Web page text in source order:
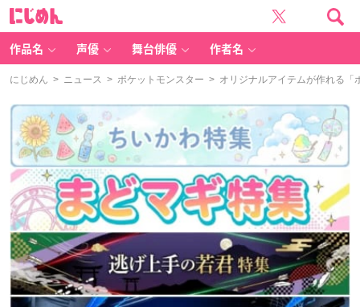
作品名 声優 舞台俳優 作者名
にじめん > ニュース > ポケットモンスター > オリジナルアイテムが作れる「